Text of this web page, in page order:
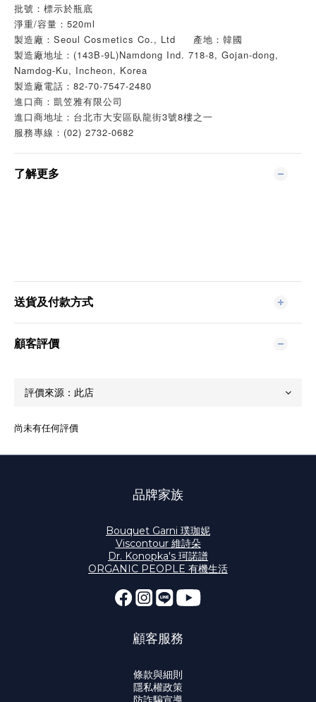
批號：標示於瓶底
淨重/容量：520ml
製造廠：Seoul Cosmetics Co., Ltd 產地：韓國
製造廠地址：(143B-9L)Namdong Ind. 718-8, Gojan-dong,
Namdog-Ku, Incheon, Korea
製造廠電話：82-70-7547-2480
進口商：凱笠雅有限公司
進口商地址：台北市大安區臥龍街3號8樓之一
服務專線：(02) 2732-0682
了解更多
送貨及付款方式
顧客評價
尚未有任何評價
品牌家族
Bouquet Garni 璞珈妮
Viscontour 維詩朵
Dr. Konopka's 珂諾譜
ORGANIC PEOPLE 有機生活
顧客服務
條款與細則
隱私權政策